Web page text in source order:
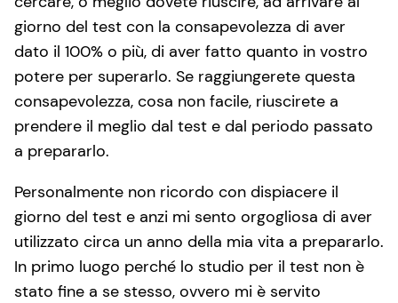
giorno del test con la consapevolezza di aver
dato il 100% o più, di aver fatto quanto in vostro
potere per superarlo. Se raggiungerete questa
consapevolezza, cosa non facile, riuscirete a
prendere il meglio dal test e dal periodo passato
a prepararlo.
Personalmente non ricordo con dispiacere il
giorno del test e anzi mi sento orgogliosa di aver
utilizzato circa un anno della mia vita a prepararlo.
In primo luogo perché lo studio per il test non è
stato fine a se stesso, ovvero mi è servito